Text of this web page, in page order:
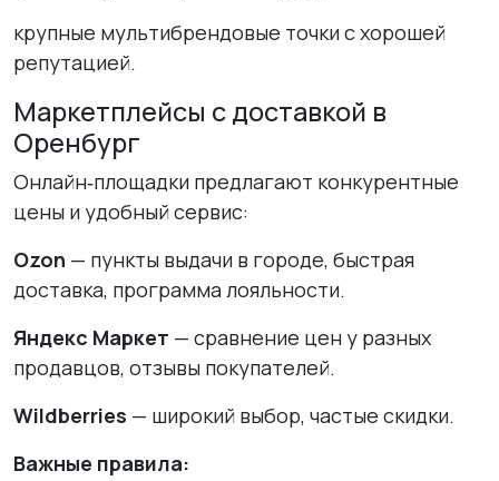
крупные мультибрендовые точки с хорошей
репутацией.
Маркетплейсы с доставкой в
Оренбург
Онлайн‑площадки предлагают конкурентные
цены и удобный сервис:
Ozon — пункты выдачи в городе, быстрая
доставка, программа лояльности.
Яндекс Маркет — сравнение цен у разных
продавцов, отзывы покупателей.
Wildberries — широкий выбор, частые скидки.
Важные правила: